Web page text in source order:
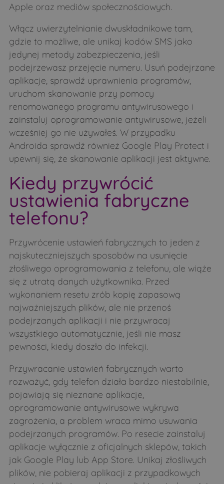
Apple oraz mediów społecznościowych.
Włącz uwierzytelnianie dwuskładnikowe tam,
gdzie to możliwe, ale unikaj kodów SMS jako
jedynej metody zabezpieczenia, jeśli
podejrzewasz przejęcie numeru. Usuń podejrzane
aplikacje, sprawdź uprawnienia programów,
uruchom skanowanie przy pomocy
renomowanego programu antywirusowego i
zainstaluj oprogramowanie antywirusowe, jeżeli
wcześniej go nie używałeś. W przypadku
Androida sprawdź również Google Play Protect i
upewnij się, że skanowanie aplikacji jest aktywne.
Kiedy przywrócić
ustawienia fabryczne
telefonu?
Przywrócenie ustawień fabrycznych to jeden z
najskuteczniejszych sposobów na usunięcie
złośliwego oprogramowania z telefonu, ale wiąże
się z utratą danych użytkownika. Przed
wykonaniem resetu zrób kopię zapasową
najważniejszych plików, ale nie przenoś
podejrzanych aplikacji i nie przywracaj
wszystkiego automatycznie, jeśli nie masz
pewności, kiedy doszło do infekcji.
Przywracanie ustawień fabrycznych warto
rozważyć, gdy telefon działa bardzo niestabilnie,
pojawiają się nieznane aplikacje,
oprogramowanie antywirusowe wykrywa
zagrożenia, a problem wraca mimo usuwania
podejrzanych programów. Po resecie zainstaluj
aplikacje wyłącznie z oficjalnych sklepów, takich
jak Google Play lub App Store. Unikaj złośliwych
plików, nie pobieraj aplikacji z przypadkowych